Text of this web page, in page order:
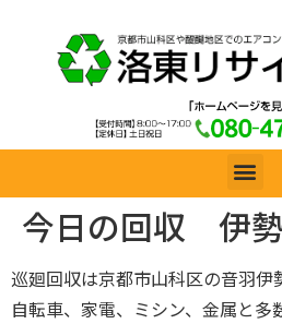
今日の回収 伊
巡廻回収は京都市山科区の音羽伊
自転車、家電、ミシン、金属と多